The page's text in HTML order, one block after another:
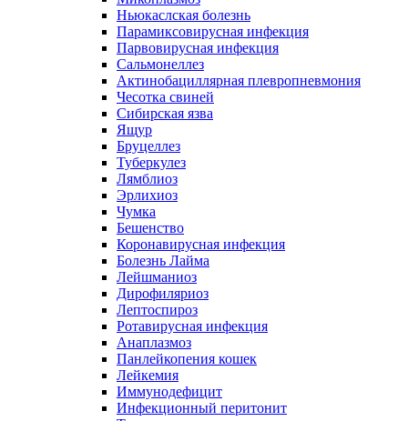
Ньюкаслская болезнь
Парамиксовирусная инфекция
Парвовирусная инфекция
Сальмонеллез
Актинобациллярная плевропневмония
Чесотка свиней
Сибирская язва
Ящур
Бруцеллез
Туберкулез
Лямблиоз
Эрлихиоз
Чумка
Бешенство
Коронавирусная инфекция
Болезнь Лайма
Лейшманиоз
Дирофиляриоз
Лептоспироз
Ротавирусная инфекция
Анаплазмоз
Панлейкопения кошек
Лейкемия
Иммунодефицит
Инфекционный перитонит